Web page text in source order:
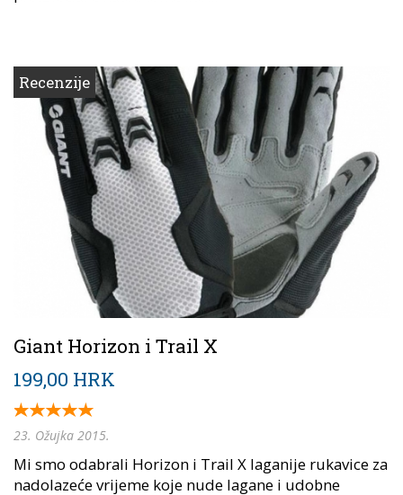
Recenzije
Giant Horizon i Trail X
199,00 HRK
23. Ožujka 2015.
Mi smo odabrali Horizon i Trail X laganije rukavice za
nadolazeće vrijeme koje nude lagane i udobne